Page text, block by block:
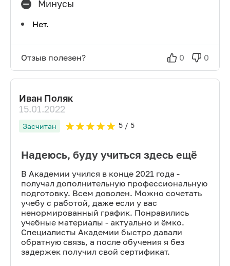
Минусы
Нет.
Отзыв полезен? 0 0
Иван Поляк
15.01.2022
Засчитан 5/ 5
Надеюсь, буду учиться здесь ещё
В Академии учился в конце 2021 года -
получал дополнительную профессиональную
подготовку. Всем доволен. Можно сочетать
учебу с работой, даже если у вас
ненормированный график. Понравились
учебные материалы - актуально и ёмко.
Специалисты Академии быстро давали
обратную связь, а после обучения я без
задержек получил свой сертификат.